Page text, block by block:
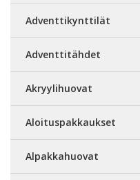
Adventtikynttilät
Adventtitähdet
Akryylihuovat
Aloituspakkaukset
Alpakkahuovat